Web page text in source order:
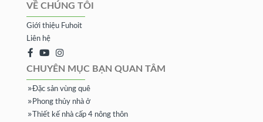
VỀ CHÚNG TÔI
Giới thiệu Fuhoit
Liên hệ
CHUYÊN MỤC BẠN QUAN TÂM
Đặc sản vùng quê
Phong thủy nhà ở
Thiết kế nhà cấp 4 nông thôn